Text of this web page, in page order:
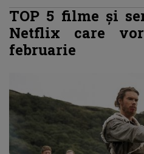
TOP 5 filme şi
Netflix care
februarie